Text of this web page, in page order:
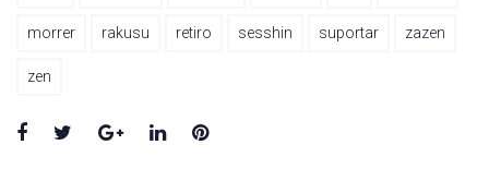
morrer rakusu retiro sesshin suportar zazen
zen
Facebook
TwitterGoogle+LinkedInPinterest